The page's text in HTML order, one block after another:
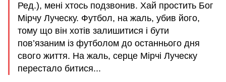
Ред.), мені хтось подзвонив. Хай простить Бог
Мірчу Луческу. Футбол, на жаль, убив його,
тому що він хотів залишитися і бути
пов’язаним із футболом до останнього дня
свого життя. На жаль, серце Мірчі Луческу
перестало битися...